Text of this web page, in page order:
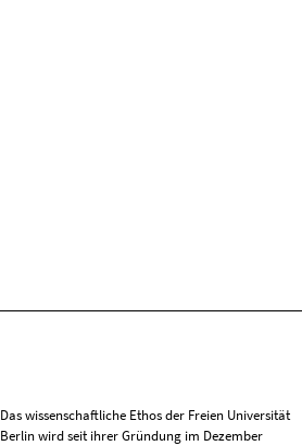
Das wissenschaftliche Ethos der Freien Universität
Berlin wird seit ihrer Gründung im Dezember